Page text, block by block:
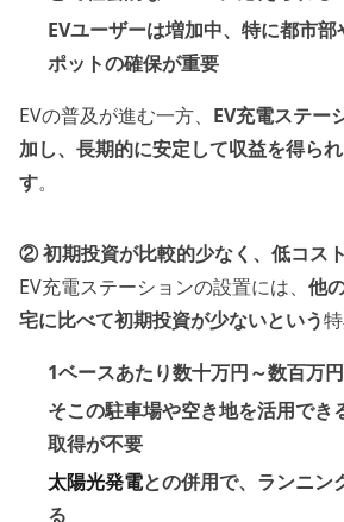
EVユーザーは増加中、特に都市
ポットの確保が重要
EVの普及が進む一方、 EV充電ステー
加し、長期的に安定して収益を得ら
す。
② 初期投資が比較的少なく、低コス
EV充電ステーションの設置には、 他
宅に比べて初期投資が少ないという
1ベースあたり数十万円～数百万
そこの駐車場や空き地を活用でき
取得が不要
太陽光発電との併用で、ランニン
る